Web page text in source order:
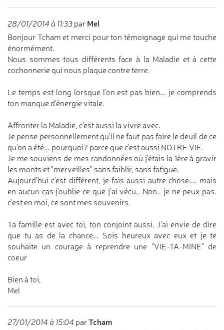
28/01/2014 à 11:33 par Mel
Bonjour Tcham et merci pour ton témoignage qui me touche
énormément.
Nous sommes tous différents face à la Maladie et à cette
cochonnerie qui nous plaque contre terre.
Le temps est long lorsque l'on est pas bien... je comprends
ton manque d'énergie vitale.
Affronter la Maladie, c'est aussi la vivre avec.
Je pense personnellement qu'il ne faut pas faire le deuil de ce
qu'on a été... pourquoi? parce que c'est aussi NOTRE VIE.
Je me souviens de mes randonnées où j'étais la 1ère à gravir
les monts et "merveilles" sans faiblir, sans fatigue.
Aujourd'hui c'est différent, je fais aussi autre chose.... mais
en aucun cas j'oublie ce que j'ai vécu.. Non.. je ne peux pas.
c'est en moi, ce sont mes souvenirs.
Ta famille est avec toi, ton conjoint aussi. J'ai envie de dire
que tu as de la chance... Sois heureux avec eux et je te
souhaite un courage à reprendre une "VIE-TA-MINE" de
coeur
Bien à toi,
Mel
27/01/2014 à 15:04 par Tcham